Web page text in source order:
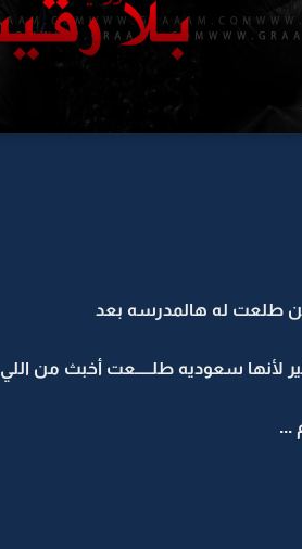
طلعت له هالمدرسه بعد
لأنها سعوديه طلـــــعت أخبث من اللي
...